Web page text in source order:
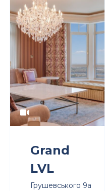
Grand
LVL
Грушевського 9а